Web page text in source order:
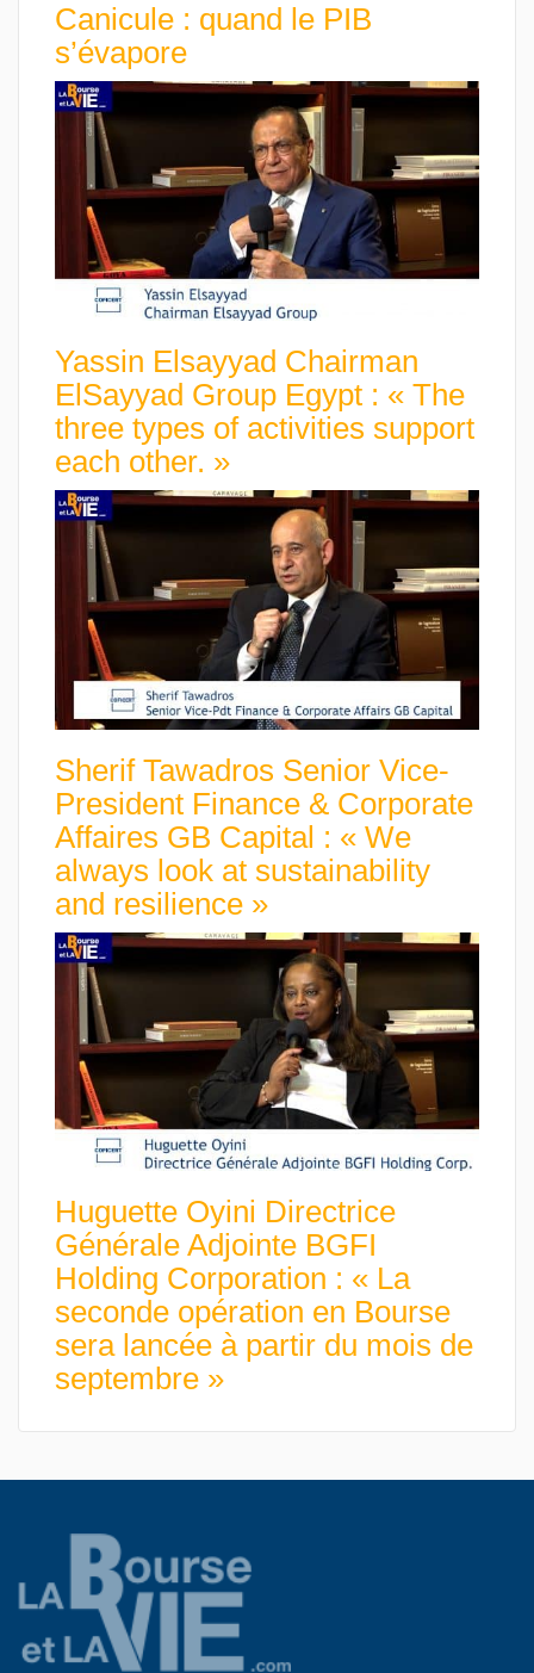
Canicule : quand le PIB
s’évapore
Yassin Elsayyad Chairman
ElSayyad Group Egypt : « The
three types of activities support
each other. »
Sherif Tawadros Senior Vice-
President Finance & Corporate
Affaires GB Capital : « We
always look at sustainability
and resilience »
Huguette Oyini Directrice
Générale Adjointe BGFI
Holding Corporation : « La
seconde opération en Bourse
sera lancée à partir du mois de
septembre »